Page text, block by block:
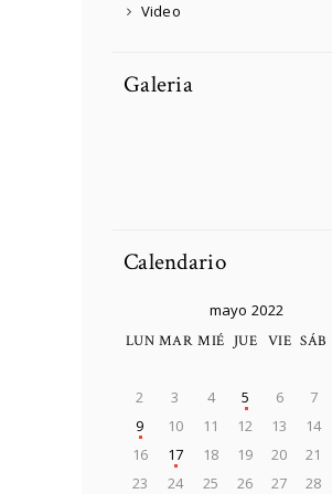
Video
Galeria
Calendario
mayo 2022
LUN MAR MIÉ JUE VIE SÁB
2
3 4 5 6 7
9
10 11 12 13 14
16
17 18 19 20 21
23
24 25 26 27 28